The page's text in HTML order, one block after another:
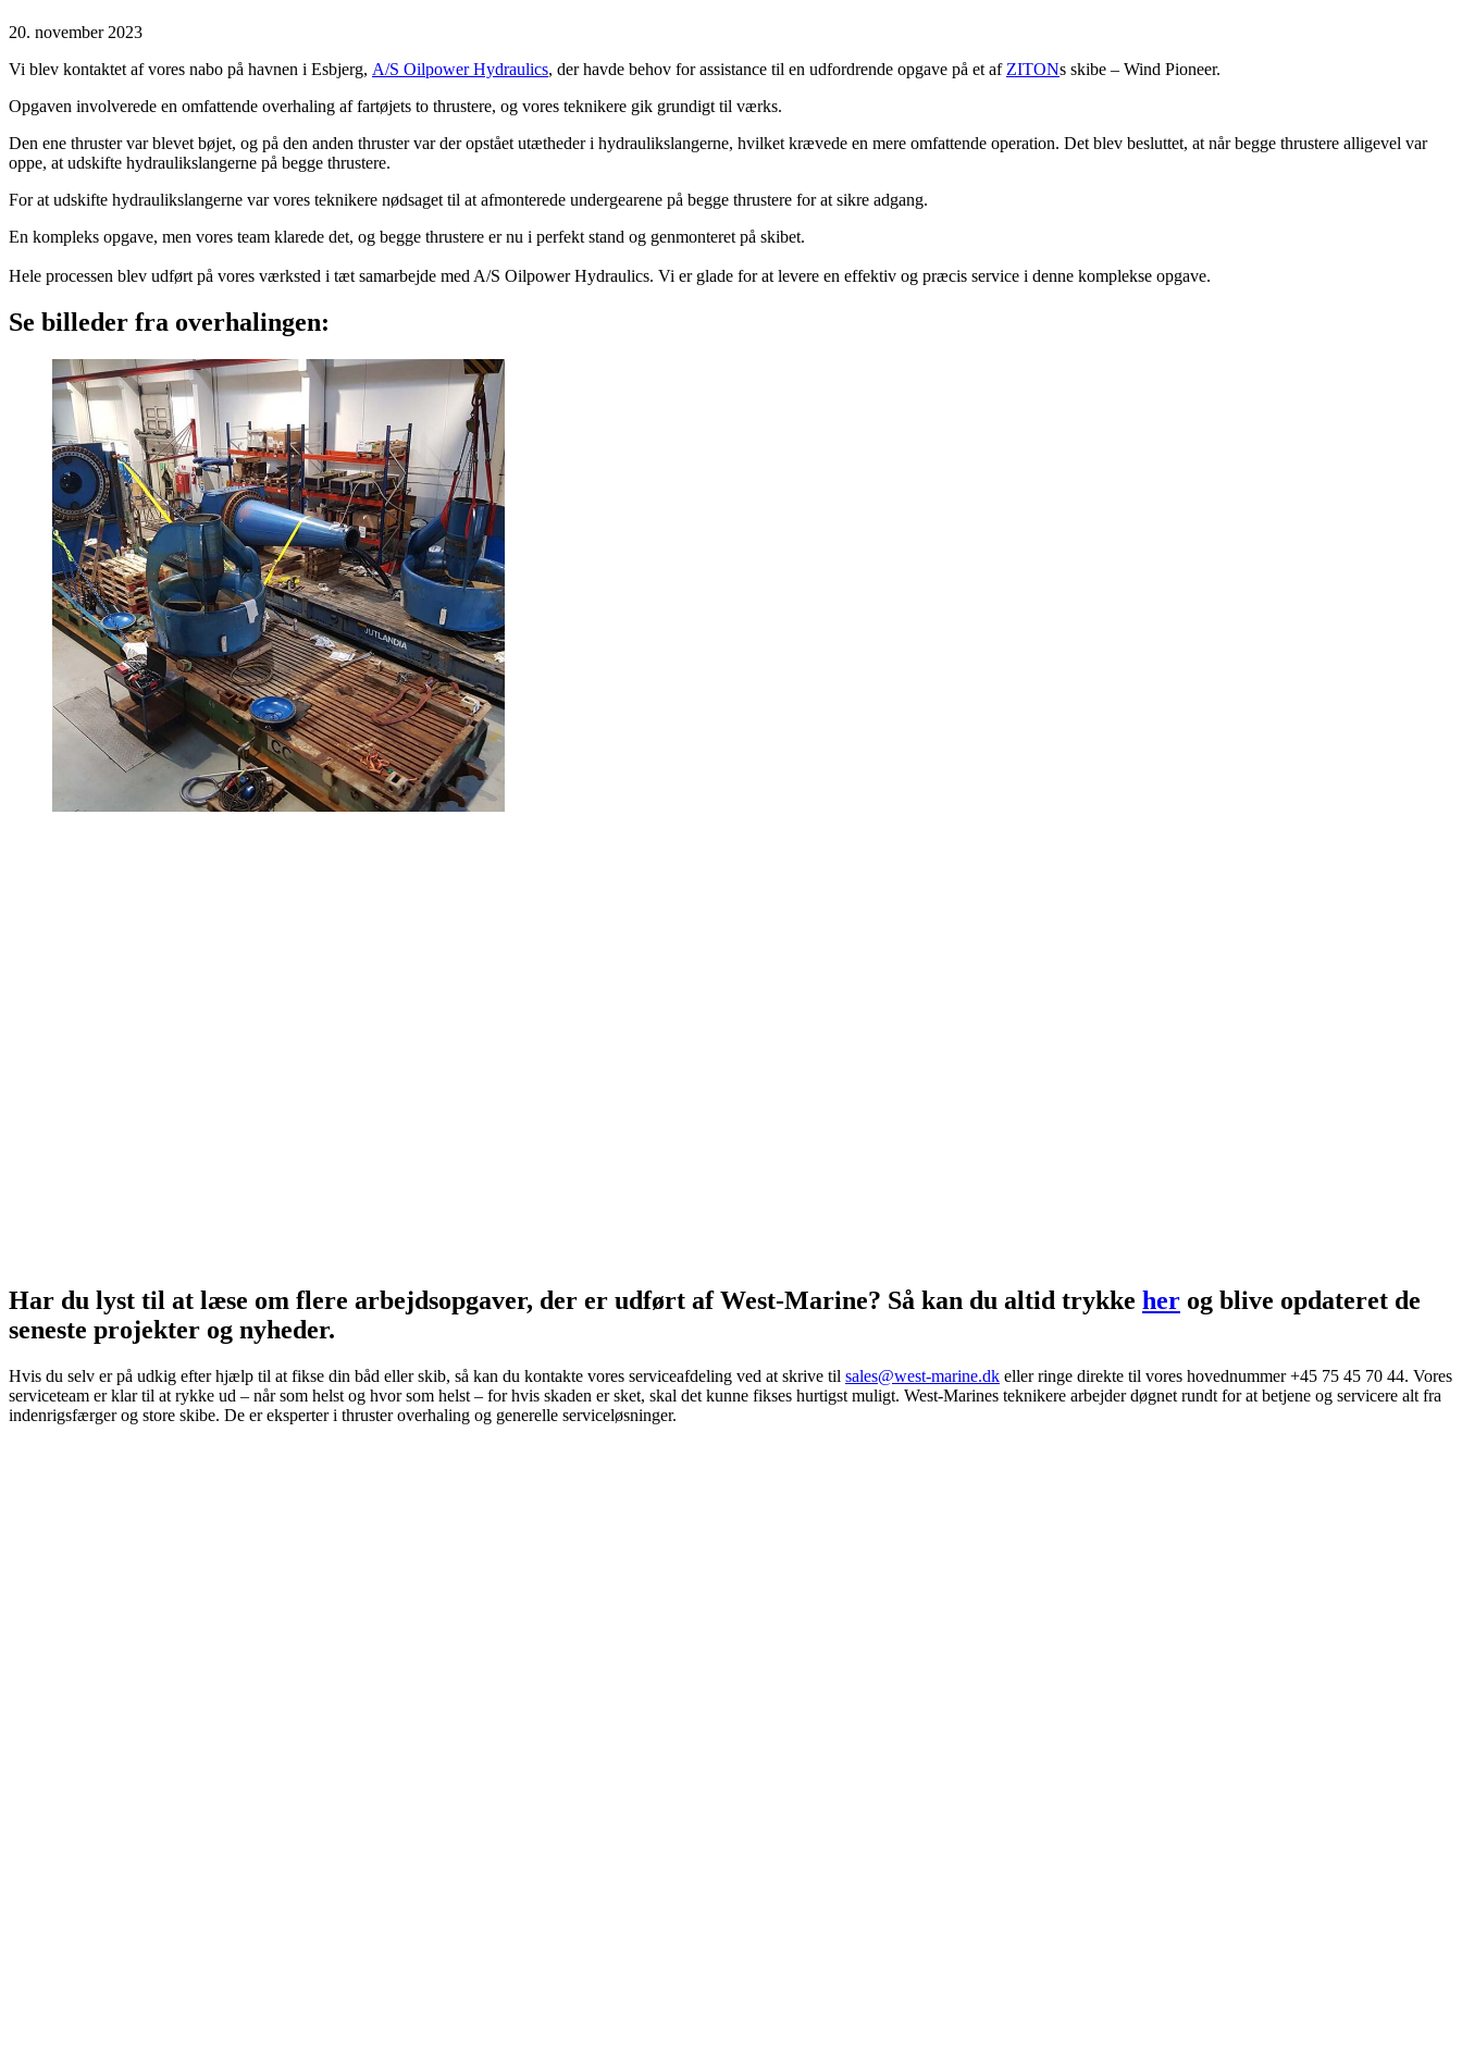
20. november 2023
Vi blev kontaktet af vores nabo på havnen i Esbjerg, A/S Oilpower Hydraulics, der havde behov for assistance til en udfordrende opgave på et af ZITONs skibe – Wind Pioneer.
Opgaven involverede en omfattende overhaling af fartøjets to thrustere, og vores teknikere gik grundigt til værks.
Den ene thruster var blevet bøjet, og på den anden thruster var der opstået utætheder i hydraulikslangerne, hvilket krævede en mere omfattende operation. Det blev besluttet, at når begge thrustere alligevel var
oppe, at udskifte hydraulikslangerne på begge thrustere.
For at udskifte hydraulikslangerne var vores teknikere nødsaget til at afmonterede undergearene på begge thrustere for at sikre adgang.
En kompleks opgave, men vores team klarede det, og begge thrustere er nu i perfekt stand og genmonteret på skibet.
Hele processen blev udført på vores værksted i tæt samarbejde med A/S Oilpower Hydraulics. Vi er glade for at levere en effektiv og præcis service i denne komplekse opgave.
Se billeder fra overhalingen:
Har du lyst til at læse om flere arbejdsopgaver, der er udført af West-Marine? Så kan du altid trykke her og blive opdateret de
seneste projekter og nyheder.
Hvis du selv er på udkig efter hjælp til at fikse din båd eller skib, så kan du kontakte vores serviceafdeling ved at skrive til sales@west-marine.dk eller ringe direkte til vores hovednummer +45 75 45 70 44. Vores
serviceteam er klar til at rykke ud – når som helst og hvor som helst – for hvis skaden er sket, skal det kunne fikses hurtigst muligt. West-Marines teknikere arbejder døgnet rundt for at betjene og servicere alt fra
indenrigsfærger og store skibe. De er eksperter i thruster overhaling og generelle serviceløsninger.